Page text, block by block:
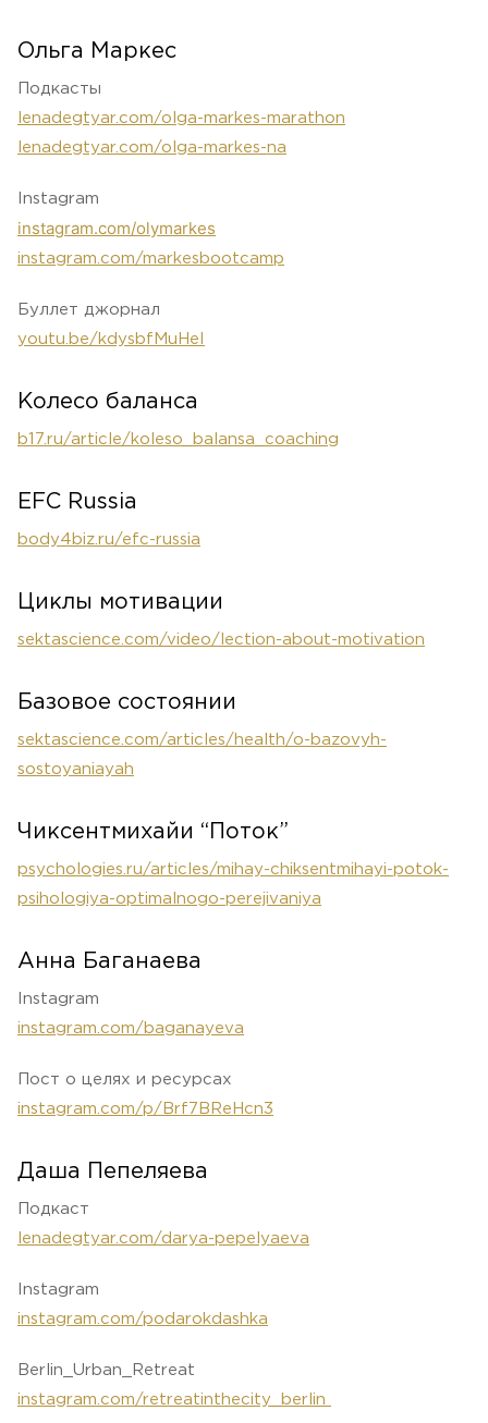
Ольга Маркес
Подкасты
lenadegtyar.com/olga-markes-marathon
lenadegtyar.com/olga-markes-na
Instagram
instagram.com/olymarkes
instagram.com/markesbootcamp
Буллет джорнал
youtu.be/kdysbfMuHeI
Колесо баланса
b17.ru/article/koleso_balansa_coaching
EFC Russia
body4biz.ru/efc-russia
Циклы мотивации
sektascience.com/video/lection-about-motivation
Базовое состоянии
sektascience.com/articles/health/o-bazovyh-
sostoyaniayah
Чиксентмихайи “Поток”
psychologies.ru/articles/mihay-chiksentmihayi-potok-
psihologiya-optimalnogo-perejivaniya
Анна Баганаева
Instagram
instagram.com/baganayeva
Пост о целях и ресурсах
instagram.com/p/Brf7BReHcn3
Даша Пепеляева
Подкаст
lenadegtyar.com/darya-pepelyaeva
Instagram
instagram.com/podarokdashka
Berlin_Urban_Retreat
instagram.com/retreatinthecity_berlin